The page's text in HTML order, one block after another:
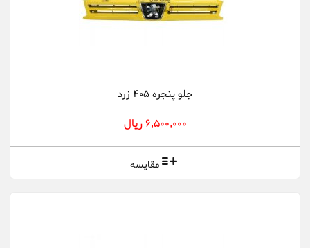
جلو پنجره 405 زرد
6,500,000 ریال
مقایسه